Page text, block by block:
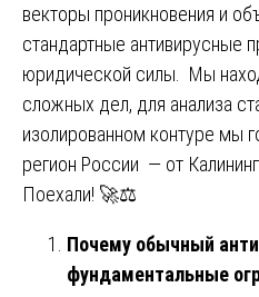
векторы проникновения и
стандартные антивирусные
юридической силы. Мы
сложных дел, для анализа
изолированном контуре мы
регион России — от
Поехали! 🚀⚖️
Почему обычный
фундаментальные